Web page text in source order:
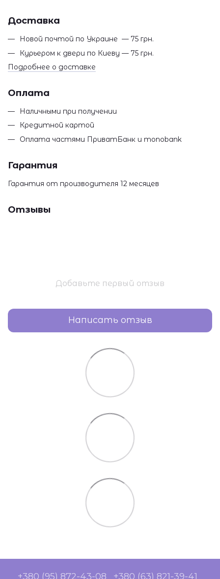
Доставка
Новой почтой по Украине — 75 грн.
Курьером к двери по Киеву — 75 грн.
Подробнее о доставке
Оплата
Наличными при получении
Кредитной картой
Оплата частями ПриватБанк и monobank
Гарантия
Гарантия от производителя 12 месяцев
Отзывы
Добавьте первый отзыв
Написать отзыв
+380 (95) 872-43-08 +380 (63) 821-39-41